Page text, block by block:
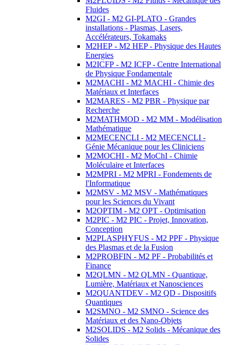
Fluides
M2GI - M2 GI-PLATO - Grandes
installations - Plasmas, Lasers,
Accélérateurs, Tokamaks
M2HEP - M2 HEP - Physique des Hautes
Energies
M2ICFP - M2 ICFP - Centre International
de Physique Fondamentale
M2MACHI - M2 MACHI - Chimie des
Matériaux et Interfaces
M2MARES - M2 PBR - Physique par
Recherche
M2MATHMOD - M2 MM - Modélisation
Mathématique
M2MECENCLI - M2 MECENCLI -
Génie Mécanique pour les Cliniciens
M2MOCHI - M2 MoChI - Chimie
Moléculaire et Interfaces
M2MPRI - M2 MPRI - Fondements de
l'Informatique
M2MSV - M2 MSV - Mathématiques
pour les Sciences du Vivant
M2OPTIM - M2 OPT - Optimisation
M2PIC - M2 PIC - Projet, Innovation,
Conception
M2PLASPHYFUS - M2 PPF - Physique
des Plasmas et de la Fusion
M2PROBFIN - M2 PF - Probabilités et
Finance
M2QLMN - M2 QLMN - Quantique,
Lumière, Matériaux et Nanosciences
M2QUANTDEV - M2 QD - Dispositifs
Quantiques
M2SMNO - M2 SMNO - Science des
Matériaux et des Nano-Objets
M2SOLIDS - M2 Solids - Mécanique des
Solides